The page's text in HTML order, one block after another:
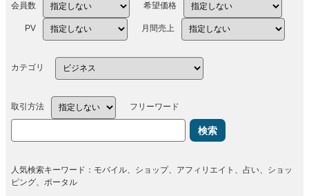
会員数 希望価格
PV 月間売上
カテゴリ
取引方法 フリーワード
検索
人気検索キーワード：モバイル、ショップ、アフィリエイト、占い、ショッ
ピング、ポータル